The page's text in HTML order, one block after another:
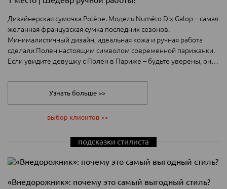
Дизайнерская сумочка Polène. Модель Numéro Dix Galop – самая
желанная французская сумка последних сезонов.
Минималистичный дизайн, идеальная кожа и ручная работа
сделали Полен настоящим символом современной парижанки.
Если увидите девушку с Полен в Париже – будьте уверены, она
https://www.polene-paris.com/products/numero-dix-galop-root
Узнать больше >>
выбор клиентов >>
подсказки стилиста
«Внедорожник»: почему это самый выгодный стиль?